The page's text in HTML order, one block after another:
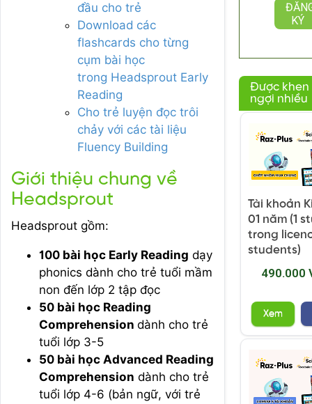
đầu cho trẻ
Download các
flashcards cho từng
cụm bài học
trong Headsprout Early
Reading
Cho trẻ luyện đọc trôi
chảy với các tài liệu
Fluency Building
Giới thiệu chung về
Headsprout
Headsprout gồm:
100 bài học Early Reading dạy
phonics dành cho trẻ tuổi mầm
non đến lớp 2 tập đọc
50 bài học Reading
Comprehension dành cho trẻ
tuổi lớp 3-5
50 bài học Advanced Reading
Comprehension dành cho trẻ
tuổi lớp 4-6 (bản ngữ, với trẻ
Được khen
ngợi nhiều
Tài khoản
01 năm (1
trong
students)
490.000
Xem